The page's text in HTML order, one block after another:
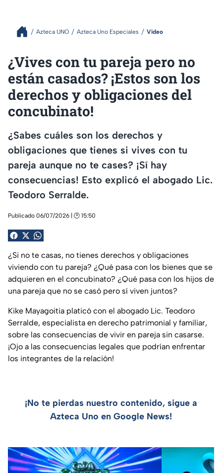
Azteca UNO Azteca Uno Especiales Video
¿Vives con tu pareja pero no
están casados? ¡Estos son los
derechos y obligaciones del
concubinato!
¿Sabes cuáles son los derechos y
obligaciones que tienes si vives con tu
pareja aunque no te cases? ¡Sí hay
consecuencias! Esto explicó el abogado Lic.
Teodoro Serralde.
Publicado 06/07/2026 | 🕑 15:50
¿Si no te casas, no tienes derechos y obligaciones
viviendo con tu pareja? ¿Qué pasa con los bienes que se
adquieren en el concubinato? ¿Qué pasa con los hijos de
una pareja que no se casó pero sí viven juntos?
Kike Mayagoitia platicó con el abogado Lic. Teodoro
Serralde, especialista en derecho patrimonial y familiar,
sobre las consecuencias de vivir en pareja sin casarse.
¡Ojo a las consecuencias legales que podrían enfrentar
los integrantes de la relación!
¡No te pierdas nuestro contenido, sigue a
Azteca Uno en Google News!